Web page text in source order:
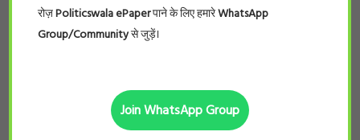
रोज़Politicswala ePaperपाने के लिए हमारेWhatsApp
Group/Communityसे जुड़ें।
Join WhatsApp Group